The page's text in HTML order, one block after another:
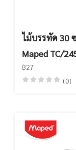
ไม้บรรทัด 30
Maped TC/
฿27
(0)